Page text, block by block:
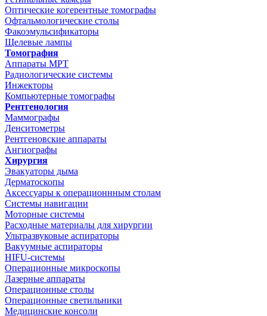
Оптические когерентные томографы
Офтальмологические столы
Факоэмульсификаторы
Щелевые лампы
Томография
Аппараты МРТ
Радиологические системы
Инжекторы
Компьютерные томографы
Рентгенология
Маммографы
Денситометры
Рентгеновские аппараты
Ангиографы
Хирургия
Эвакуаторы дыма
Дерматоскопы
Аксессуары к операционнным столам
Системы навигации
Моторные системы
Расходные материалы для хирургии
Ультразвуковые аспираторы
Вакуумные аспираторы
HIFU-системы
Операционные микроскопы
Лазерные аппараты
Операционные столы
Операционные светильники
Медицинские консоли